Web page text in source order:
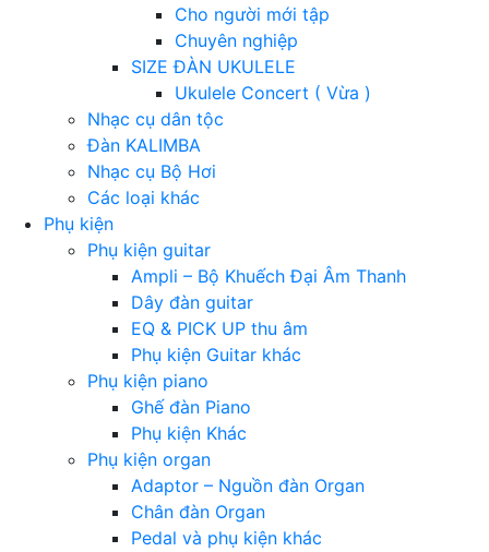
Cho người mới tập
Chuyên nghiệp
SIZE ĐÀN UKULELE
Ukulele Concert ( Vừa )
Nhạc cụ dân tộc
Đàn KALIMBA
Nhạc cụ Bộ Hơi
Các loại khác
Phụ kiện
Phụ kiện guitar
Ampli – Bộ Khuếch Đại Âm Thanh
Dây đàn guitar
EQ & PICK UP thu âm
Phụ kiện Guitar khác
Phụ kiện piano
Ghế đàn Piano
Phụ kiện Khác
Phụ kiện organ
Adaptor – Nguồn đàn Organ
Chân đàn Organ
Pedal và phụ kiện khác